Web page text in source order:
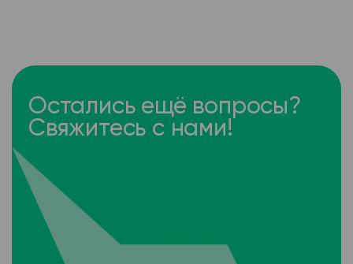
Остались ещё вопросы?
Свяжитесь с нами!